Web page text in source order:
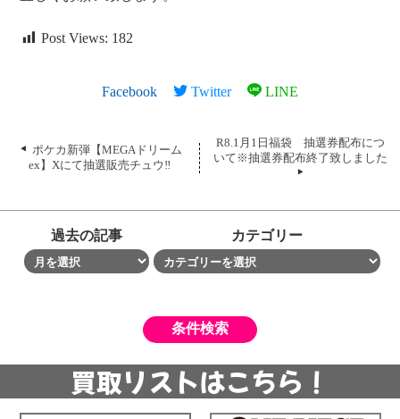
Post Views: 182
Facebook Twitter LINE
ポケカ新弾【MEGAドリーム
ex】Xにて抽選販売チュウ‼
R8.1月1日福袋 抽選券配布につ
いて※抽選券配布終了致しました
過去の記事 カテゴリー
買取リストはこちら！